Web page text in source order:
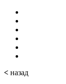
< назад